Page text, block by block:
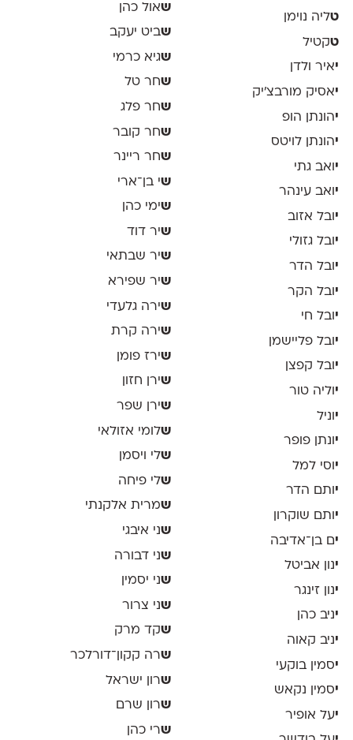
טליה נוימן
טקטיל
יאיר ולדן
יאסיק מורבצ'יק
יהונתן הופ
יהונתן לויטס
י ואב גתי
יואב עינהר
י ובל אזוב
יובל גזולי
י ובל הדר
י ובל הקר
יובל חי
י ובל פליישמן
יובל קפצן
י וליה טור
י וניל
יונתן פופר
י וסי למל
יותם הדר
י ותם שוקרון
ים בן־אדיבה
ינון אביטל
ינון זינגר
יניב כהן
יניב קאוה
יסמין בוקעי
יסמין נקאש
יעל אופיר
שאול כהן
שביט יעקב
שגיא כרמי
שחר טל
שחר פלג
שחר קובר
שחר ריינר
שי בן־ארי
שימי כהן
שיר דוד
שיר שבתאי
שיר שפירא
שירה גלעדי
שירה קרת
שירז פומן
שירן חזון
שירן שפר
שלומי אזולאי
שלי ויסמן
שלי פיחה
שמרית אלקנתי
שני איבגי
שני דבורה
שני יסמין
שני צרור
שקד מרק
שרה קקון־דורלכר
שרון ישראל
שרון שרם
שרי כהן